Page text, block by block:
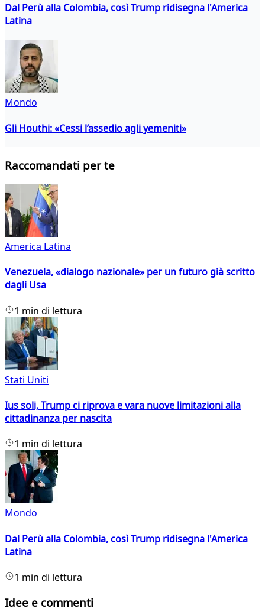
Dal Perù alla Colombia, così Trump ridisegna l'America
Latina
Mondo
Gli Houthi: «Cessi l’assedio agli yemeniti»
Raccomandati per te
America Latina
Venezuela, «dialogo nazionale» per un futuro già scritto
dagli Usa
1 min di lettura
Stati Uniti
Ius soli, Trump ci riprova e vara nuove limitazioni alla
cittadinanza per nascita
1 min di lettura
Mondo
Dal Perù alla Colombia, così Trump ridisegna l'America
Latina
1 min di lettura
Idee e commenti